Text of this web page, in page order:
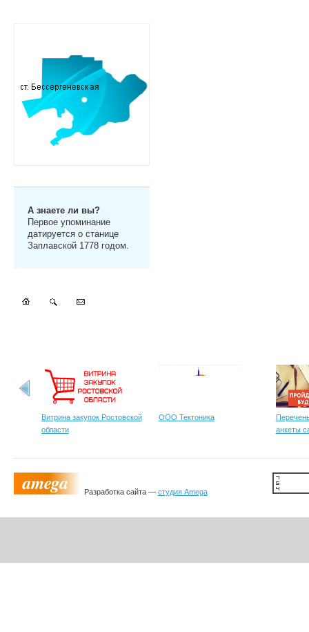
А знаете ли вы?
Первое упоминание
датируется о станице
Заплавской 1778 годом.
Витрина закупок Ростовской
области
ООО Тектоника
анкеты
Разработка сайта — студия Amega